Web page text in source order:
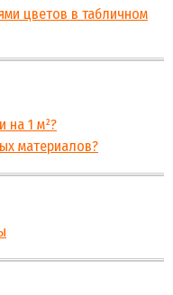
цветов в табличном
на 1 м²?
материалов?